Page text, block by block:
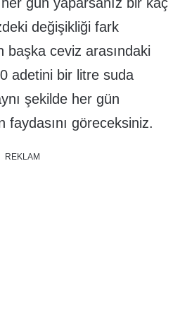
değişikliği fark
başka ceviz arasındaki
adetini bir litre suda
şekilde her gün
faydasını göreceksiniz.
REKLAM